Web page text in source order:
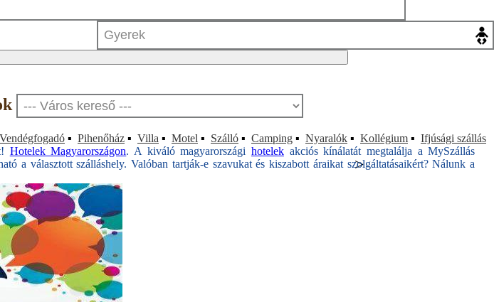
>
Vendégfogadó ▪ Pihenőház ▪ Villa ▪ Motel ▪ Szálló ▪ Camping ▪ Nyaralók ▪ Kollégium ▪ Ifjúsági szállás
Hotelek Magyarországon. A kiváló magyarországi hotelekakciós kínálatát megtalálja a MySzállás
a választott szálláshely. Valóban tartják-e szavukat és kiszabott áraikat szolgáltatásaikért? Nálunk a